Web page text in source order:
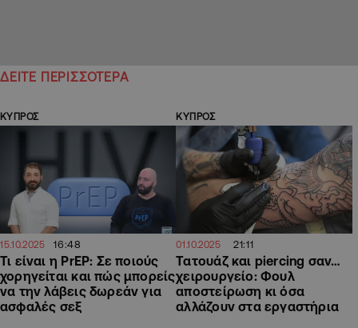
ΔΕΙΤΕ ΠΕΡΙΣΣΟΤΕΡΑ
ΚΥΠΡΟΣ
15.10.2025 16:48
Τι είναι η PrEP: Σε ποιούς
χορηγείται και πώς μπορείς
να την λάβεις δωρεάν για
ασφαλές σεξ
ΚΥΠΡΟΣ
01.10.2025 21:11
Τατουάζ και piercing σαν…
χειρουργείο: Φουλ
αποστείρωση κι όσα
αλλάζουν στα εργαστήρια